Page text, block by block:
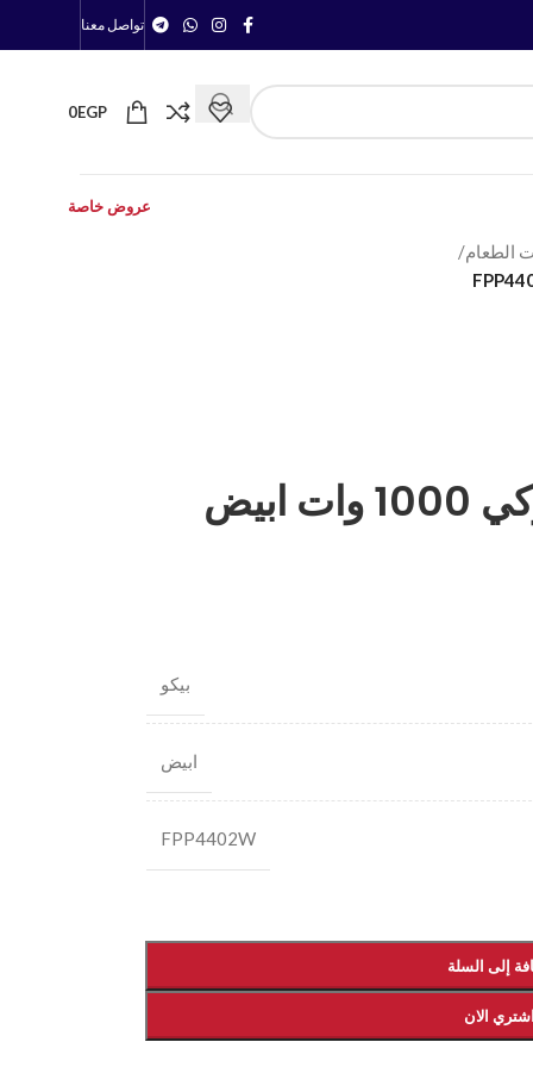
تواصل معنا
0EGP
عروض خاصة
الطعام/
محضر طعام بيكو تركي 1000 وات ابيض
بيكو
ابيض
FPP4402W
إلى السلة
الان